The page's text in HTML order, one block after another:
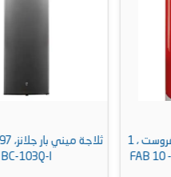
سميج ثلاجة مينى بار ديفروست ، 1
باب، سعة 120 لتر، احمر - FAB 10
BC-103Q-I